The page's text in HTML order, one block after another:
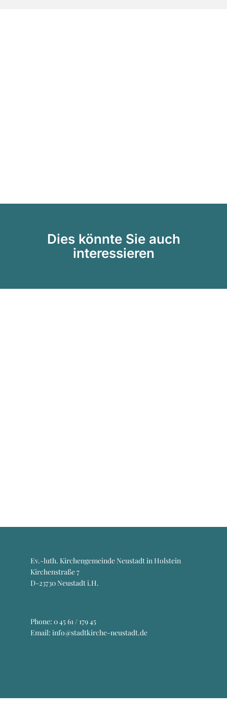
Dies könnte Sie auch
interessieren
Ev.-luth. Kirchengemeinde Neustadt in Holstein
Kirchenstraße 7
D-23730 Neustadt i.H.
Phone: 0 45 61 / 179 45
Email: info@stadtkirche-neustadt.de